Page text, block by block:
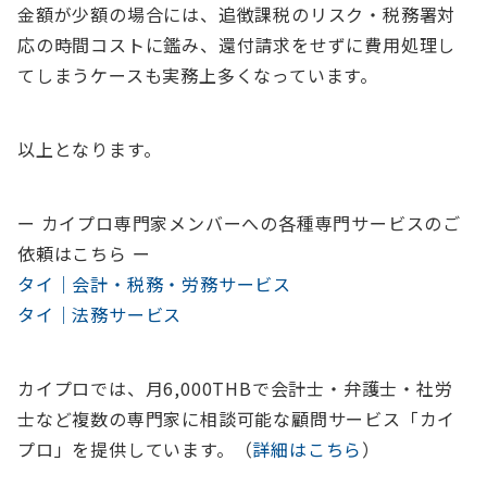
金額が少額の場合には、追徴課税のリスク・税務署対
応の時間コストに鑑み、還付請求をせずに費用処理し
てしまうケースも実務上多くなっています。
以上となります。
ー カイプロ専門家メンバーへの各種専門サービスのご
依頼はこちら ー
タイ｜会計・税務・労務サービス
タイ｜法務サービス
カイプロでは、 月6,000THBで会計士・弁護士・社労
士など複数の専門家に相談可能な顧問サービス「カイ
プロ」を提供しています。（詳細はこちら）